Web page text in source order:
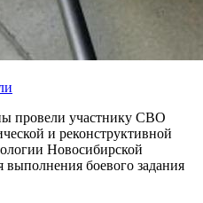
провели участнику СВО
и реконструктивной
Новосибирской
боевого задания